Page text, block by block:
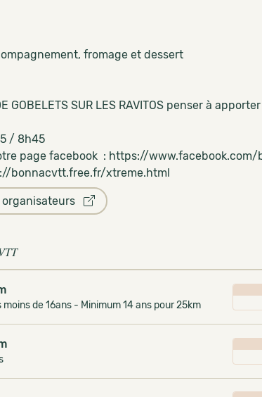
fromage et dessert
GOBELETS SUR LES RAVITOS penser à
/ 8h45
page facebook : https://
bonnacvtt.free.fr/xtreme.html
organisateurs
de 16ans - Minimum 14 ans pour 25km